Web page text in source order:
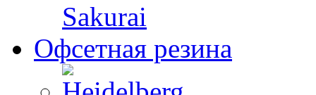
Sakurai
Офсетная резина